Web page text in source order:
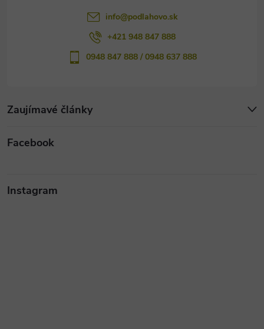
Zaujímavé články
info@podlahovo.sk
+421 948 847 888
0948 847 888 / 0948 637 888
Facebook
Instagram